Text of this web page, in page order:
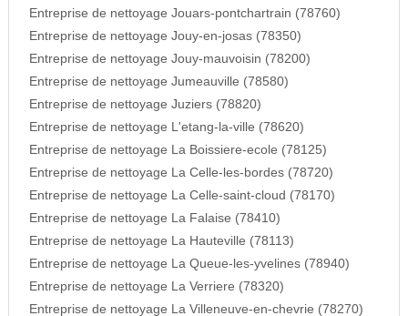
Entreprise de nettoyage Jouars-pontchartrain (78760)
Entreprise de nettoyage Jouy-en-josas (78350)
Entreprise de nettoyage Jouy-mauvoisin (78200)
Entreprise de nettoyage Jumeauville (78580)
Entreprise de nettoyage Juziers (78820)
Entreprise de nettoyage L'etang-la-ville (78620)
Entreprise de nettoyage La Boissiere-ecole (78125)
Entreprise de nettoyage La Celle-les-bordes (78720)
Entreprise de nettoyage La Celle-saint-cloud (78170)
Entreprise de nettoyage La Falaise (78410)
Entreprise de nettoyage La Hauteville (78113)
Entreprise de nettoyage La Queue-les-yvelines (78940)
Entreprise de nettoyage La Verriere (78320)
Entreprise de nettoyage La Villeneuve-en-chevrie (78270)